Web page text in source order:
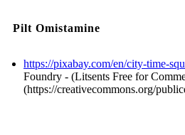
Pilt Omistamine
https://pixabay.com/en/city-time-
Foundry - (Litsents Free for
(https://creativecommons.org/